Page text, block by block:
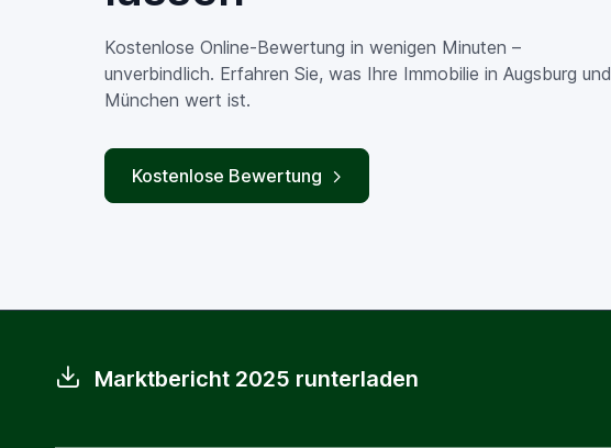
Kostenlose Online-Bewertung in wenigen Minuten –
unverbindlich. Erfahren Sie, was Ihre Immobilie in Augsburg und
München wert ist.
Kostenlose Bewertung
Marktbericht 2025 runterladen